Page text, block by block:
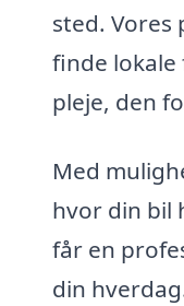
sted.
finde lokale
pleje, den
Med
hvor din bil
får en
din